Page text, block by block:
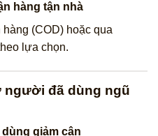
hàng tận nhà
(COD) hoặc qua
lựa chọn.
người đã dùng ngũ
giảm cân